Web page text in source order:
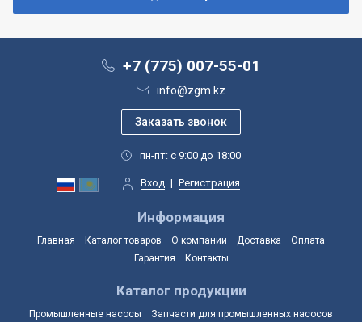
+7 (775) 007-55-01
info@zgm.kz
пн-пт: с 9:00 до 18:00
Вход | Регистрация
Информация
Главная Каталог товаров О компании Доставка
Оплата
Гарантия
Контакты
Каталог продукции
Промышленные насосы Запчасти для промышленных насосов